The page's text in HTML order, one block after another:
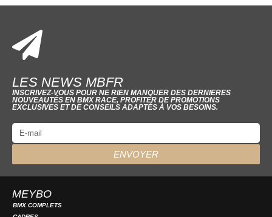
LES NEWS MBFR
INSCRIVEZ-VOUS POUR NE RIEN MANQUER DES DERNIERES
NOUVEAUTÉS EN BMX RACE, PROFITER DE PROMOTIONS
EXCLUSIVES ET DE CONSEILS ADAPTÉS À VOS BESOINS.
ENVOYER
MEYBO
BMX COMPLETS